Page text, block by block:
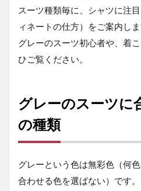
ピンク
シャツ
まと
め
ペー
スーツ種類毎に、シャツに注
ィネートの仕方）をご案内しま
グレーのスーツ初心者や、着
ひご覧ください。
グレーのスーツに
の種類
グレーという色は無彩色（何
合わせる色を選ばない）です。